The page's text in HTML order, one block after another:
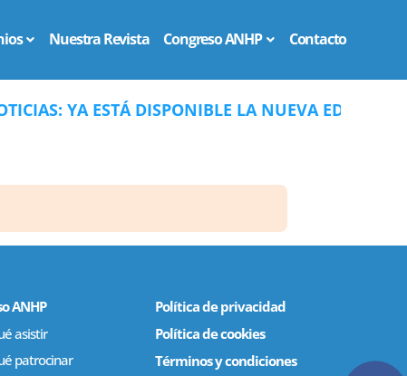
Nuestra Revista Congreso ANHP Contacto
YA ESTÁ DISPONIBLE LA NUEVA EDICIÓN
ANHP
asistir
patrocinar
Política de privacidad
Política de cookies
Términos y condiciones